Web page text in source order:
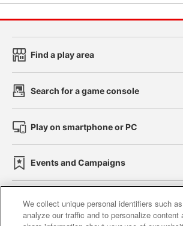
Find a play area
Search for a game console
Play on smartphone or PC
Events and Campaigns
Affiliate Sustainability site policy
We collect unique personal identifiers such
analyze our traffic and to personalize content